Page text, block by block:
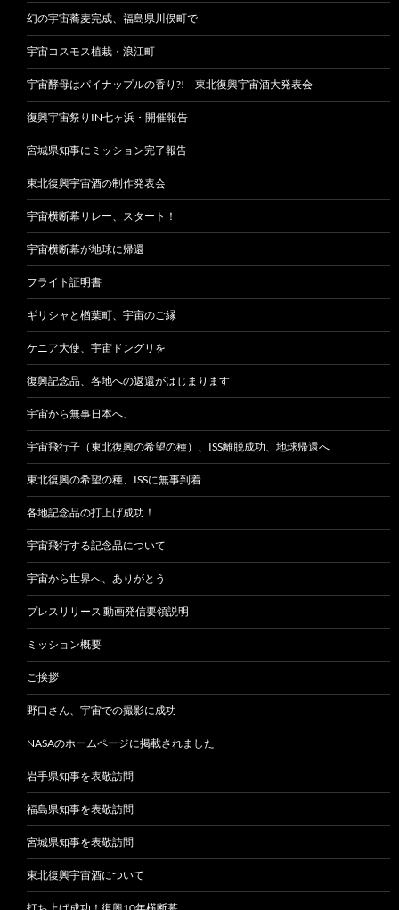
幻の宇宙蕎麦完成、福島県川俣町で
宇宙コスモス植栽・浪江町
宇宙酵母はパイナップルの香り?! 東北復興宇宙酒大発表会
復興宇宙祭りIN七ヶ浜・開催報告
宮城県知事にミッション完了報告
東北復興宇宙酒の制作発表会
宇宙横断幕リレー、スタート！
宇宙横断幕が地球に帰還
フライト証明書
ギリシャと楢葉町、宇宙のご縁
ケニア大使、宇宙ドングリを
復興記念品、各地への返還がはじまります
宇宙から無事日本へ、
宇宙飛行子（東北復興の希望の種）、ISS離脱成功、地球帰還へ
東北復興の希望の種、ISSに無事到着
各地記念品の打上げ成功！
宇宙飛行する記念品について
宇宙から世界へ、ありがとう
プレスリリース 動画発信要領説明
ミッション概要
ご挨拶
野口さん、宇宙での撮影に成功
NASAのホームページに掲載されました
岩手県知事を表敬訪問
福島県知事を表敬訪問
宮城県知事を表敬訪問
東北復興宇宙酒について